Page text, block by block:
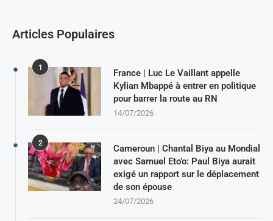
Articles Populaires
1
France | Luc Le Vaillant appelle
Kylian Mbappé à entrer en politique
pour barrer la route au RN
14/07/2026
2
Cameroun | Chantal Biya au Mondial
avec Samuel Eto’o: Paul Biya aurait
exigé un rapport sur le déplacement
de son épouse
24/07/2026